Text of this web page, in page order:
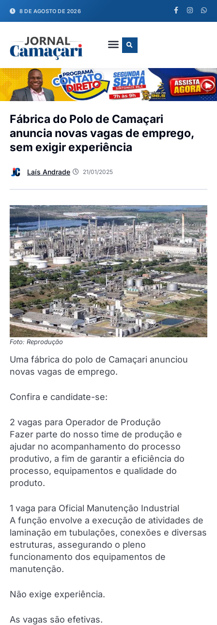
8 DE AGOSTO DE 2026
Fábrica do Polo de Camaçari
anuncia novas vagas de emprego,
sem exigir experiência
Laís Andrade 21/01/2025
Foto: Reprodução
Uma fábrica do polo de Camaçari anunciou
novas vagas de emprego.
Confira e candidate-se:
2 vagas para Operador de Produção
Fazer parte do nosso time de produção e
ajudar no acompanhamento do processo
produtivo, a fim de garantir a eficiência do
processo, equipamentos e qualidade do
produto.
1 vaga para Oficial Manutenção Industrial
A função envolve a execução de atividades de
laminação em tubulações, conexões e diversas
estruturas, assegurando o pleno
funcionamento dos equipamentos de
manutenção.
Não exige experiência.
As vagas são efetivas.